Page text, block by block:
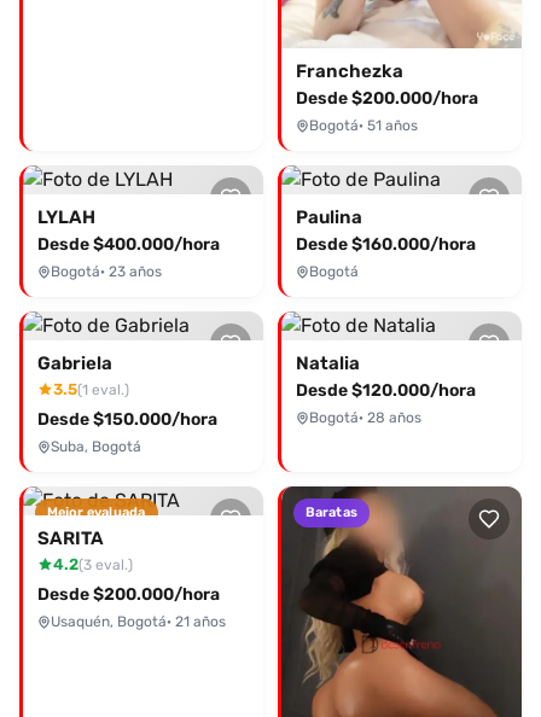
Franchezka
Desde $200.000/hora
Bogotá· 51 años
LYLAH
Desde $400.000/hora
Bogotá· 23 años
Paulina
Desde $160.000/hora
Bogotá
Gabriela
3.5(1 eval.)
Desde $150.000/hora
Suba, Bogotá
Natalia
Desde $120.000/hora
Bogotá· 28 años
Mejor evaluada
SARITA
4.2(3 eval.)
Desde $200.000/hora
Usaquén, Bogotá· 21 años
Baratas